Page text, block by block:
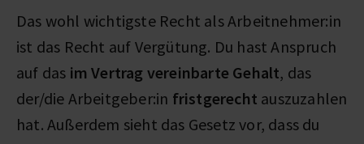
Das wohl wichtigste Recht als Arbeitnehmer:in
ist das Recht auf Vergütung. Du hast Anspruch
auf das im Vertrag vereinbarte Gehalt, das
der/die Arbeitgeber:in fristgerecht auszuzahlen
hat. Außerdem sieht das Gesetz vor, dass du